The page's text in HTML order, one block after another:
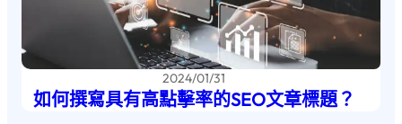
2024/01/31
如何撰寫具有高點擊率的SEO文章標題？